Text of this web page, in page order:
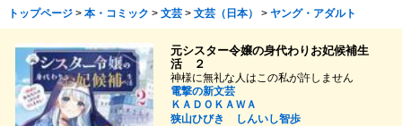
トップページ> 本・コミック > 文芸> 文芸（日本） > ヤング・アダルト
元シスター令嬢の身代わりお妃候補生
活 ２
神様に無礼な人はこの私が許しません
電撃の新文芸
ＫＡＤＯＫＡＷＡ
狭山ひびき
しんいし智歩